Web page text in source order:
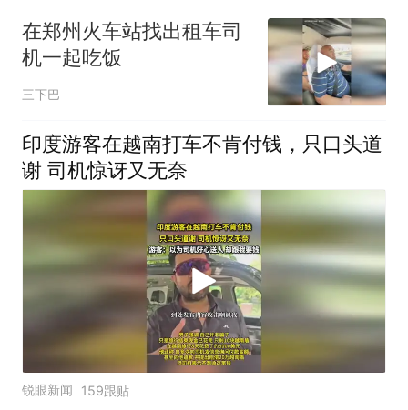
在郑州火车站找出租车司
机一起吃饭
三下巴
印度游客在越南打车不肯付钱，只口头道
谢 司机惊讶又无奈
锐眼新闻 159跟贴